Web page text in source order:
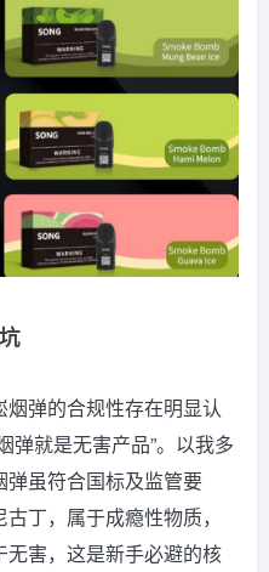
弹的合规性存在明显认
弹就是无害产品”。以我多
虽符合国标及监管要
丁，属于成瘾性物质，
害，这是新手必避的核